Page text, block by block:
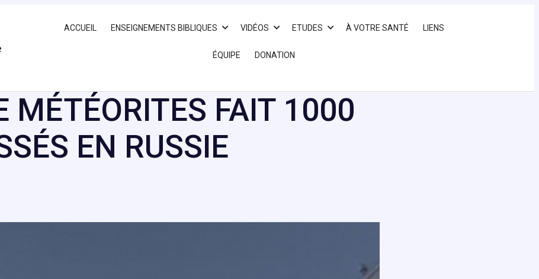
ACCUEIL ENSEIGNEMENTS BIBLIQUES VIDÉOS ETUDES À VOTRE SANTÉ LIENS
ÉQUIPE DONATION
MÉTÉORITES FAIT 1000
EN RUSSIE